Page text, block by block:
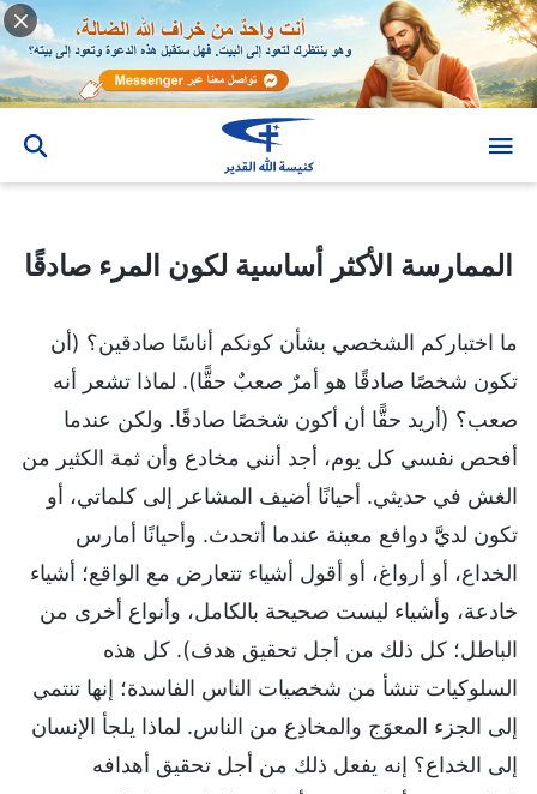
الممارسة الأكثر أساسية لكون المرء صادقًا
الممارسة الأكثر أساسية لكون المرء صادقًا
ما اختباركم الشخصي بشأن كونكم أناسًا صادقين؟ (أن
تكون شخصًا صادقًا هو أمرٌ صعبٌ حقًّا). لماذا تشعر أنه
صعب؟ (أريد حقًّا أن أكون شخصًا صادقًا. ولكن عندما
أفحص نفسي كل يوم، أجد أنني مخادع وأن ثمة الكثير من
الغش في حديثي. أحيانًا أضيف المشاعر إلى كلماتي، أو
تكون لديَّ دوافع معينة عندما أتحدث. وأحيانًا أمارس
الخداع، أو أرواغ، أو أقول أشياء تتعارض مع الواقع؛ أشياء
خادعة، وأشياء ليست صحيحة بالكامل، وأنواع أخرى من
الباطل؛ كل ذلك من أجل تحقيق هدف). كل هذه
السلوكيات تنشأ من شخصيات الناس الفاسدة؛ إنها تنتمي
إلى الجزء المعوَج والمخادِع من الناس. لماذا يلجأ الإنسان
إلى الخداع؟ إنه يفعل ذلك من أجل تحقيق أهدافه